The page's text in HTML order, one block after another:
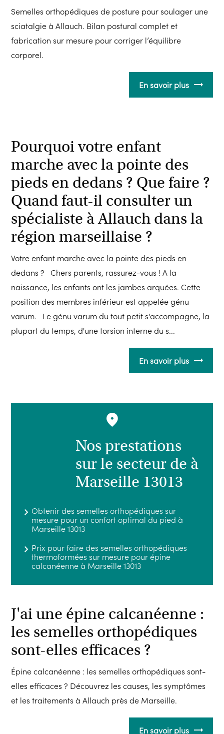
Semelles orthopédiques de posture pour soulager une
sciatalgie à Allauch. Bilan postural complet et
fabrication sur mesure pour corriger l’équilibre
corporel.
En savoir plus
Pourquoi votre enfant
marche avec la pointe des
pieds en dedans ? Que faire ?
Quand faut-il consulter un
spécialiste à Allauch dans la
région marseillaise ?
Votre enfant marche avec la pointe des pieds en
dedans ? Chers parents, rassurez-vous ! A la
naissance, les enfants ont les jambes arquées. Cette
position des membres inférieur est appelée génu
varum. Le génu varum du tout petit s'accompagne, la
plupart du temps, d'une torsion interne du s...
En savoir plus
Nos prestations
sur le secteur de à
Marseille 13013
Obtenir des semelles orthopédiques sur
mesure pour un confort optimal du pied à
Marseille 13013
Prix pour faire des semelles orthopédiques
thermoformées sur mesure pour épine
calcanéenne à Marseille 13013
J'ai une épine calcanéenne :
les semelles orthopédiques
sont-elles efficaces ?
Épine calcanéenne : les semelles orthopédiques sont-
elles efficaces ? Découvrez les causes, les symptômes
et les traitements à Allauch près de Marseille.
En savoir plus